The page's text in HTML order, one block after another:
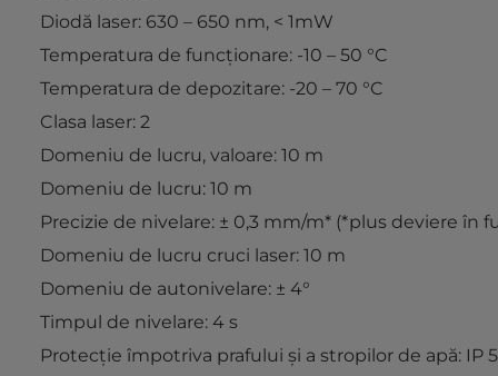
Diodă laser: 630 – 650 nm, < 1mW
Temperatura de funcţionare: -10 – 50 °C
Temperatura de depozitare: -20 – 70 °C
Clasa laser: 2
Domeniu de lucru, valoare: 10 m
Domeniu de lucru: 10 m
Precizie de nivelare: ± 0,3 mm/m* (*plus deviere în
Domeniu de lucru cruci laser: 10 m
Domeniu de autonivelare: ± 4°
Timpul de nivelare: 4 s
Protecţie împotriva prafului şi a stropilor de apă: IP